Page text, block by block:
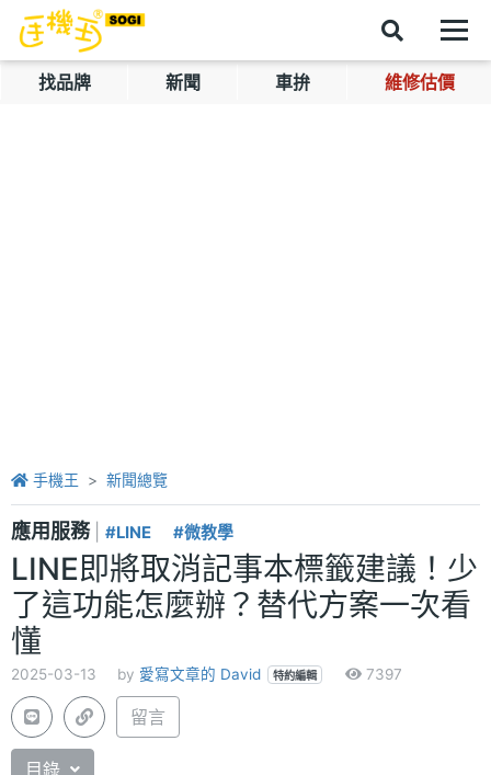
找品牌 新聞 車拚 維修估價
手機王 新聞總覽
應用服務 #LINE #微教學
LINE即將取消記事本標籤建議！少
了這功能怎麼辦？替代方案一次看
懂
2025-03-13 by 愛寫文章的 David 特約編輯 7397
留言
目錄